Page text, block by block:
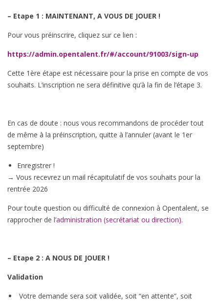
– Etape 1 : MAINTENANT, A VOUS DE JOUER !
Pour vous préinscrire, cliquez sur ce lien :
https://admin.opentalent.fr/#/account/91003/sign-up
Cette 1ère étape est nécessaire pour la prise en compte de vos
souhaits. L’inscription ne sera définitive qu’à la fin de l’étape 3.
En cas de doute : nous vous recommandons de procéder tout
de même à la préinscription, quitte à l’annuler (avant le 1er
septembre)
Enregistrer !
→ Vous recevrez un mail récapitulatif de vos souhaits pour la
rentrée 2026
Pour toute question ou difficulté de connexion à Opentalent, se
rapprocher de l’administration (secrétariat ou direction).
– Etape 2 : A NOUS DE JOUER !
Validation
Votre demande sera soit validée, soit “en attente”, soit